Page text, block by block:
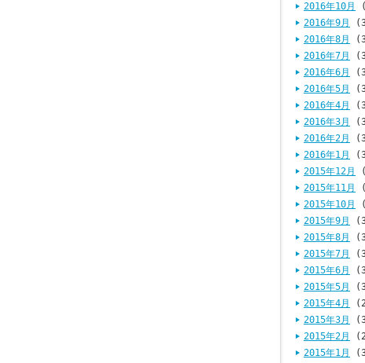
2016年10月
2016年9月
2016年8月
2016年7月
2016年6月
2016年5月
2016年4月
2016年3月
2016年2月
2016年1月
2015年12月
2015年11月
2015年10月
2015年9月
2015年8月
2015年7月
2015年6月
2015年5月
2015年4月
2015年3月
2015年2月
2015年1月